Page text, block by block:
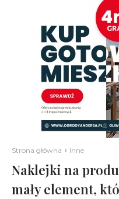
Strona główna Inne
Naklejki na
mały element,